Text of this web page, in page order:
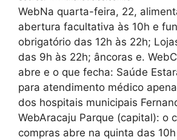
WebNa quarta-feira, 22,
abertura facultativa às 10h e
obrigatório das 12h às 22h;
das 9h às 22h; âncoras e.
abre e o que fecha: Saúde
para atendimento médico
dos hospitais municipais
WebAracaju Parque (capital): o
compras abre na quinta das